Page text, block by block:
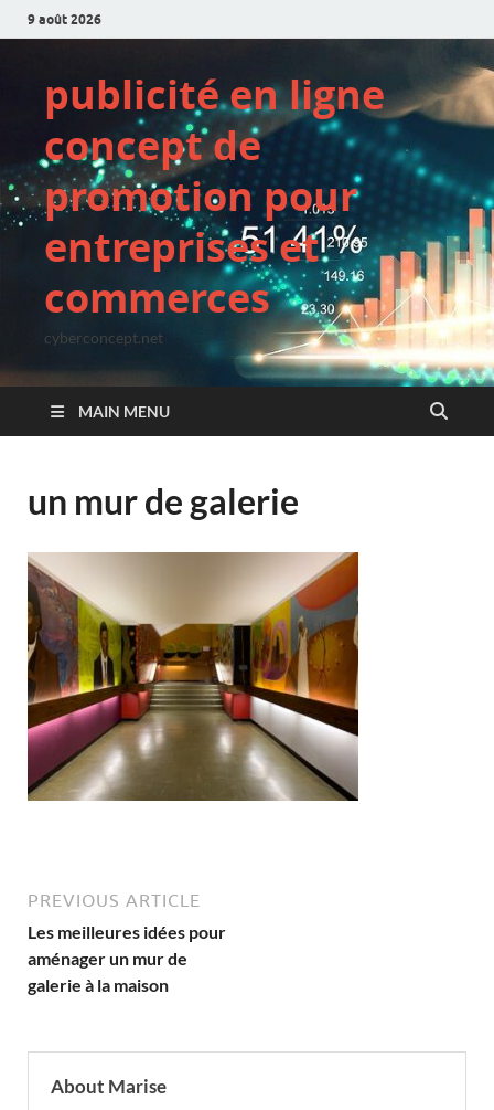
9 août 2026
publicité en ligne
concept de
promotion pour
entreprises et
commerces
cyberconcept.net
MAIN MENU
un mur de galerie
PREVIOUS ARTICLE
Les meilleures idées pour
aménager un mur de
galerie à la maison
About Marise